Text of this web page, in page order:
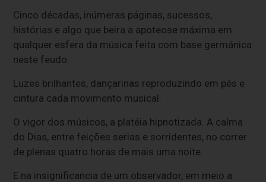
Cinco décadas, inúmeras páginas, sucessos,
histórias e algo que beira a apoteose máxima em
qualquer esfera da música feita com base germânica
neste feudo.
Luzes brilhantes, dançarinas reproduzindo em pés e
cintura cada movimento musical.
O vigor dos músicos, a platéia hipnotizada. A calma
do Dias, entre feições serias e sorridentes, no correr
de plenas quatro horas de mais uma noite.
E na insignificancia de um observador, em meio a